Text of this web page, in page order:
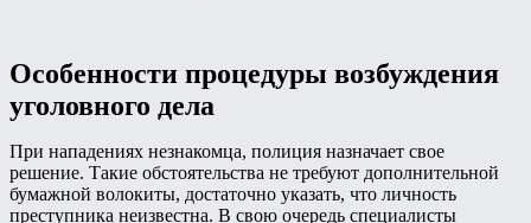
Особенности процедуры возбуждения
уголовного дела
При нападениях незнакомца, полиция назначает свое
решение. Такие обстоятельства не требуют дополнительной
бумажной волокиты, достаточно указать, что личность
преступника неизвестна. В свою очередь специалисты